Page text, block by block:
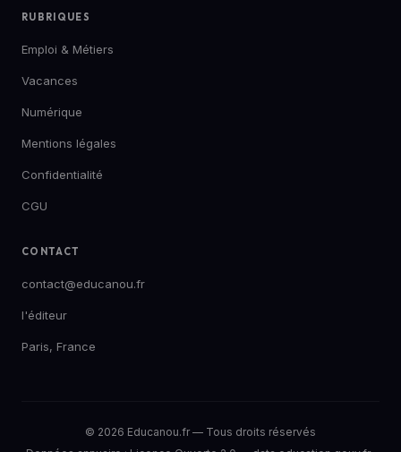
RUBRIQUES
Emploi & Métiers
Vacances
Numérique
Mentions légales
Confidentialité
CGU
CONTACT
contact@educanou.fr
l'éditeur
Paris, France
© 2026 Educanou.fr — Tous droits réservés